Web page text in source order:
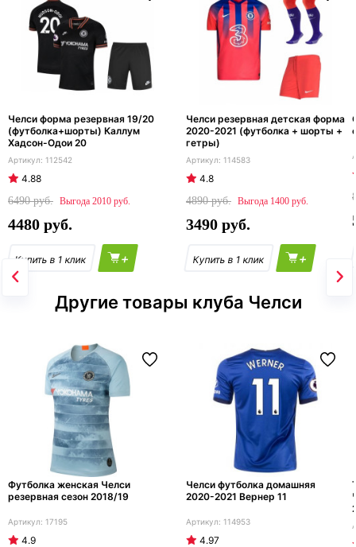
Челси форма резервная 19/20
(футболка+шорты) Каллум
Хадсон-Одои 20
112542
4.88
6490
2010
4480
+
Челси резервная детская форма
2020-2021 (футболка + шорты +
гетры)
114583
4.8
4890
1400
3490
+
Другие товары клуба Челси
Футболка женская Челси
резервная сезон 2018/19
17195
4.9
Челси футболка домашняя
2020-2021 Вернер 11
114953
4.97